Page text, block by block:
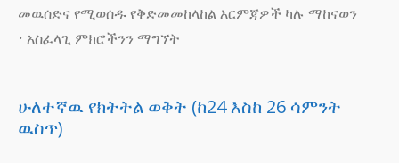
መዉሰድና የሚወሰዱ የቅድመመከላከል እርምጃዎች ካሉ ማከናወን
• አስፈላጊ ምክሮችንን ማግኘት
ሁለተኛዉ የክትትል ወቅት (ከ24 እስከ 26 ሳምንት
ዉስጥ)